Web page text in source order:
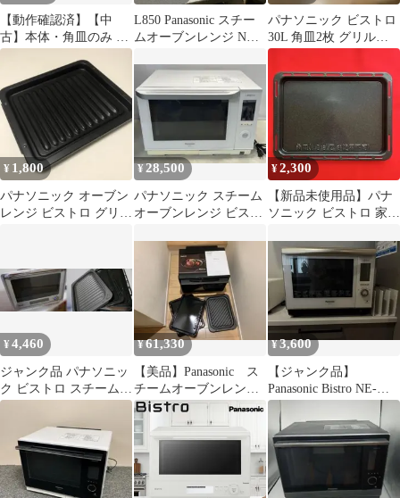
【動作確認済】【中
古】本体・角皿のみ パ
ナソニック スチームオ
ーブンレンジ Bistro 30L
ブラック NE-BS804-K
2018年製
L850 Panasonic スチー
ムオーブンレンジ NE-
パナソニック ビストロ
30L 角皿2枚 グリル皿1
枚
¥ 1,800
パナソニック オーブン
レンジ ビストロ グリル
¥28,500
パナソニック スチーム
オーブンレンジ ビスト
¥2,300
【新品未使用品】パナ
ソニック ビストロ 家庭
ンジ用角皿 1枚
¥4,460
ジャンク品 パナソニッ
ク ビストロ スチームオ
ーブンレンジ NE-R301
¥61,330
【美品】Panasonic ス
チームオーブンレン
ジ NE-UBS10A-K
¥3,600
【ジャンク品】
Panasonic Bistro NE-
BS902